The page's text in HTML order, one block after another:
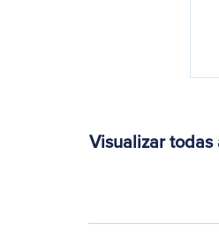
Visualizar todas